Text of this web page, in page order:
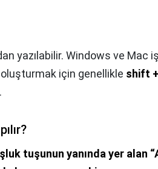
yazılabilir. Windows ve Mac
için genellikle shift
.
tuşunun yanında yer alan